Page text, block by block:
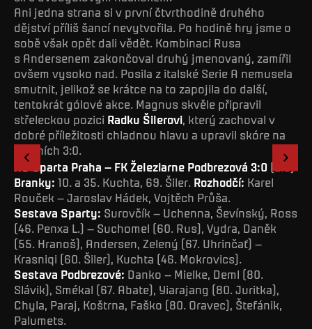
Ani jedna strana si v první čtvrthodině druhého
dějství příliš šancí nevytvořila. Po hodině hry jsme o
sobě však opět dali vědět. Kombinaci Rusa
s Andersenem zakončoval druhý jmenovaný, zamířil
ovšem vysoko nad. Posila z italské Serie A nemusela
smutnit, jelikož se krátce na to zapojila do další,
tentokrát gólové akce. Magnus skvěle připravil
střeleckou pozici Radku Šilerovi, který zachoval v
dobré příležitosti chladnou hlavu a upravil skóre na
finálních 3:0.
1/
AC Sparta Praha – FK Železiarne Podbrezová 3:0 (2:0)
Branky: 10. a 35. Kuchta, 69. Šiler. Rozhodčí: Karel
Rouček – Jaroslav Hádek, Vojtěch Průša.
Sestava Sparty: Surovčík – Uchenna, Ševínský, Ross
(46. Penxa L.) – Suchomel (60. Rus), Vydra, Daněk
(55. Hranoš), Andersen, Zelený (67. Uhrinčať) –
Krasniqi (60. Šiler), Kuchta (46. Mokrovics).
Sestava Podbrezové: Danko – Mielke, Deml (80.
Slávik), Smékal (67. Abate), Yiarajang (80. Juritka),
Chyla, Paraj, Koštrna, Faško (80. Oravec), Štefánik,
Palumets.